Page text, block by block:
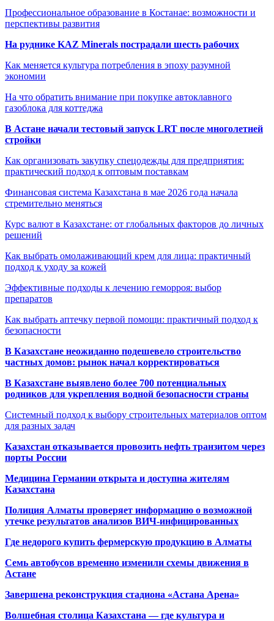
Профессиональное образование в Костанае: возможности и
перспективы развития
На руднике KAZ Minerals пострадали шесть рабочих
Как меняется культура потребления в эпоху разумной
экономии
На что обратить внимание при покупке автоклавного
газоблока для коттеджа
В Астане начали тестовый запуск LRT после многолетней
стройки
Как организовать закупку спецодежды для предприятия:
практический подход к оптовым поставкам
Финансовая система Казахстана в мае 2026 года начала
стремительно меняться
Курс валют в Казахстане: от глобальных факторов до личных
решений
Как выбрать омолаживающий крем для лица: практичный
подход к уходу за кожей
Эффективные подходы к лечению геморроя: выбор
препаратов
Как выбрать аптечку первой помощи: практичный подход к
безопасности
В Казахстане неожиданно подешевело строительство
частных домов: рынок начал корректироваться
В Казахстане выявлено более 700 потенциальных
родников для укрепления водной безопасности страны
Системный подход к выбору строительных материалов оптом
для разных задач
Казахстан отказывается провозить нефть транзитом через
порты России
Медицина Германии открыта и доступна жителям
Казахстана
Полиция Алматы проверяет информацию о возможной
утечке результатов анализов ВИЧ-инфицированных
Где недорого купить фермерскую продукцию в Алматы
Семь автобусов временно изменили схемы движения в
Астане
Завершена реконструкция стадиона «Астана Арена»
Волшебная столица Казахстана — где культура и